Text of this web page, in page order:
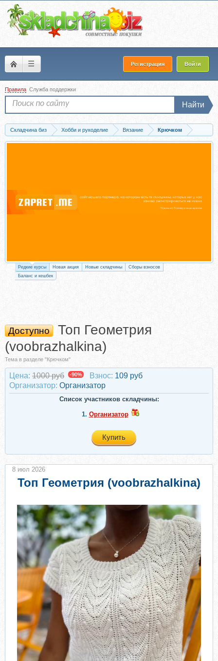
☰ Регистрация Войти
Правила Служба поддержки
Найти
Складчина биз Хобби и рукоделие Вязание
Крючком
Скачать Топ Геометрия (voobrazhalkina)
Редкие курсы Новая акция Новые складчины
Сборы взносов
Баланс и кешбек
Доступно
Топ Геометрия
(voobrazhalkina)
Тема в разделе "Крючком"
Цена: 1000 руб -90% Взнос: 109 руб
Организатор: Организатор
Список участников складчины:
1. Организатор
Купить
Топ Геометрия (voobrazhalkina)
8 июл 2026